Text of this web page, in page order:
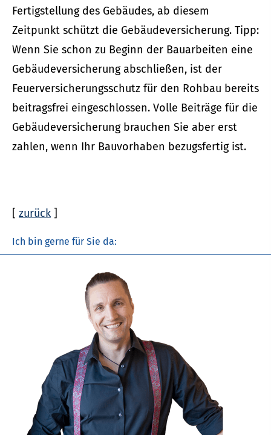
Fertigstellung des Gebäudes, ab diesem
Zeitpunkt schützt die Ge­bäude­ver­si­che­rung. Tipp:
Wenn Sie schon zu Beginn der Bauarbeiten eine
Ge­bäude­ver­si­che­rung abschließen, ist der
Feuerversicherungsschutz für den Rohbau bereits
beitragsfrei eingeschlossen. Volle Beiträge für die
Ge­bäude­ver­si­che­rung brauchen Sie aber erst
zahlen, wenn Ihr Bauvorhaben bezugsfertig ist.
[ zurück ]
Ich bin gerne für Sie da: